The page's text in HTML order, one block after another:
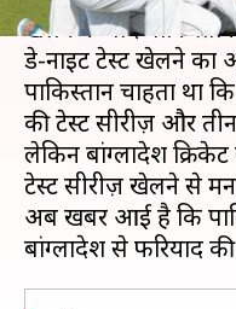
खेलने के बाद
डे-नाइट टेस्ट खेलने का
पाकिस्तान चाहता था
की टेस्ट सीरीज़ और
लेकिन बांग्लादेश
टेस्ट सीरीज़ खेलने से
अब खबर आई है कि